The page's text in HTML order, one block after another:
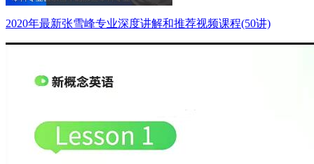
2020年最新张雪峰专业深度讲解和推荐视频课程(50讲)